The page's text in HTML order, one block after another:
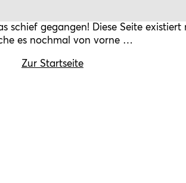
schief gegangen! Diese Seite existiert
es nochmal von vorne …
Zur Startseite